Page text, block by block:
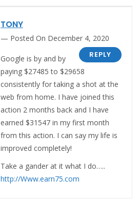
TONY
Posted On December 4, 2020
REPLY
Google is by and by
paying $27485 to $29658
consistently for taking a shot at the
web from home. I have joined this
action 2 months back and I have
earned $31547 in my first month
from this action. I can say my life is
improved completely!
Take a gander at it what I do…..
http://Www.earn75.com